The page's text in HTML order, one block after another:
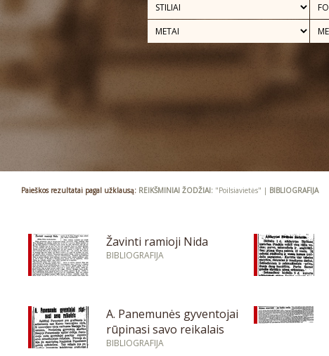
Paieškos rezultatai pagal užklausą: REIKŠMINIAI ŽODŽIAI: "Poilsiavietės" | BIBLIOGRAFIJA
Žavinti ramioji Nida
BIBLIOGRAFIJA
A. Panemunės gyventojai
rūpinasi savo reikalais
BIBLIOGRAFIJA